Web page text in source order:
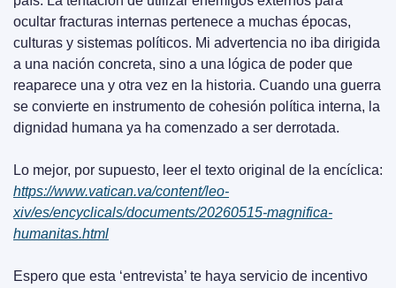
ocultar fracturas internas pertenece a muchas épocas,
culturas y sistemas políticos. Mi advertencia no iba dirigida
a una nación concreta, sino a una lógica de poder que
reaparece una y otra vez en la historia. Cuando una guerra
se convierte en instrumento de cohesión política interna, la
dignidad humana ya ha comenzado a ser derrotada.
https://www.vatican.va/content/leo-
xiv/es/encyclicals/documents/20260515-magnifica-
humanitas.html
Espero que esta ‘entrevista’ te haya servicio de incentivo